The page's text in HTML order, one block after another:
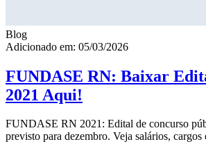
Blog
Adicionado em: 05/03/2026
FUNDASE RN: Baixar
2021 Aqui!
FUNDASE RN 2021: Edital de concurso
previsto para dezembro. Veja salários, cargos